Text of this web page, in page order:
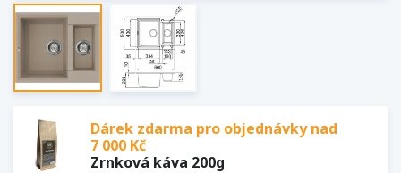
Dárek zdarma pro objednávky nad
7 000 Kč
Zrnková káva 200g